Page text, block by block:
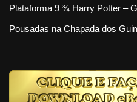
Plataforma 9 ¾ Harry Potter –
Pousadas na Chapada dos